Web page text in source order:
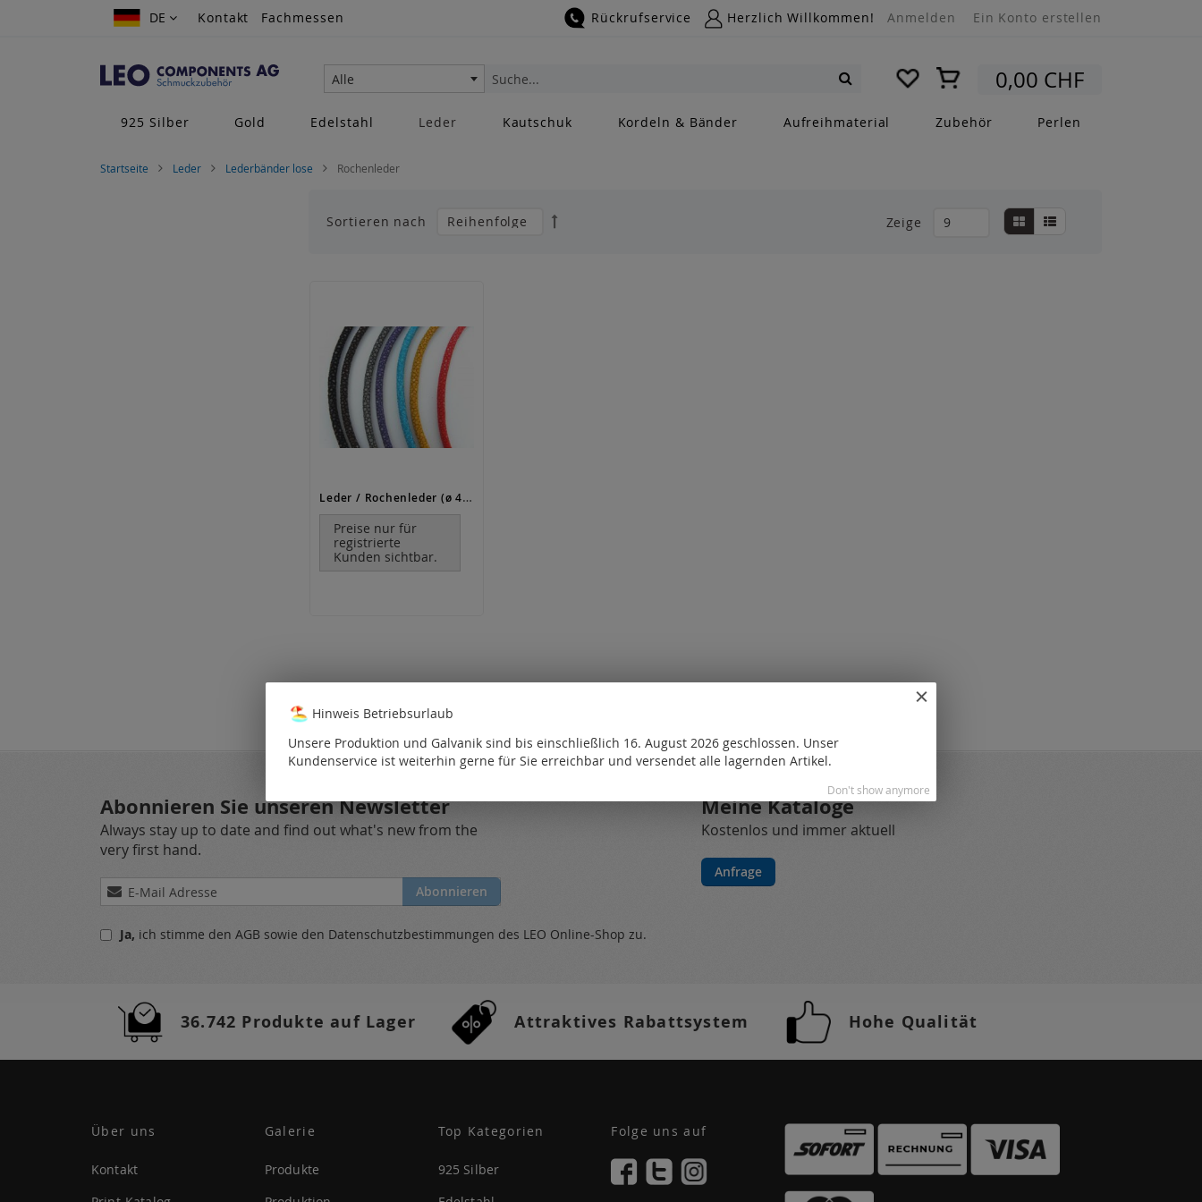
Zum
DE
DE Kontakt Fachmessen Rückrufservice Herzlich Willkommen! Anmelden Ein Konto erstellen
Mein Warenkorb0,00 CHF
Alle
Suche
925 Silber
Gold Edelstahl Leder Kautschuk Kordeln & Bänder Aufreihmaterial Zubehör Perlen
Startseite Leder Lederbänder lose Rochenleder
Anzeigen
Liste Liste
Zeige
Sortieren nach
Leder / Rochenleder (ø 4 mm)
Preise nur für
registrierte
Kunden sichtbar.
Abonnieren Sie unseren Newsletter
Always stay up to date and find out what's new from the
very first hand.
Melden
Sie
für
Abonnieren
Meine Kataloge
Kostenlos und immer aktuell
Anfrage
Ja, ich stimme den AGB sowie den Datenschutzbestimmungen des LEO Online-Shop zu.
36.742 Produkte auf Lager Attraktives Rabattsystem Hohe Qualität
Über uns
Kontakt
Galerie
Produkte
Top Kategorien
925 Silber
Folge uns auf
Hinweis Betriebsurlaub
Unsere Produktion und Galvanik sind bis einschließlich 16. August 2026 geschlossen. Unser
Kundenservice ist weiterhin gerne für Sie erreichbar und versendet alle lagernden Artikel.
Don't show anymore